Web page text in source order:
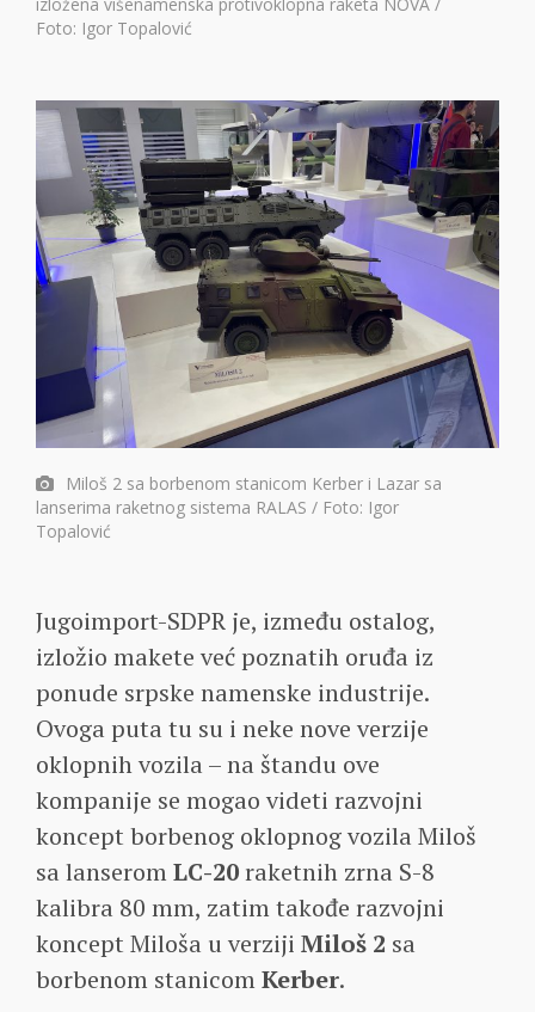
Foto: Igor Topalović
Miloš 2 sa borbenom stanicom Kerber i Lazar sa
lanserima raketnog sistema RALAS / Foto: Igor
Topalović
Jugoimport-SDPR je, između ostalog,
izložio makete već poznatih oruđa iz
ponude srpske namenske industrije.
Ovoga puta tu su i neke nove verzije
oklopnih vozila – na štandu ove
kompanije se mogao videti razvojni
koncept borbenog oklopnog vozila Miloš
sa lanseromLC-20raketnih zrna S-8
kalibra 80 mm, zatim takođe razvojni
koncept Miloša u verziji Miloš 2 sa
borbenom stanicomKerber.